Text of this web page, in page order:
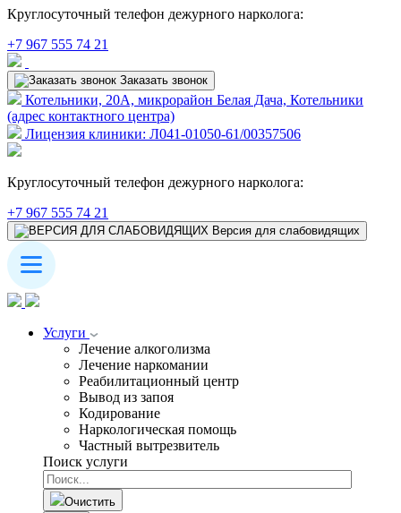
Круглосуточный телефон дежурного нарколога:
+7 967 555 74 21
Заказать звонок
Котельники, 20А, микрорайон Белая Дача, Котельники
(адрес контактного центра)
Лицензия клиники: Л041-01050-61/00357506
Круглосуточный телефон дежурного нарколога:
+7 967 555 74 21
Версия для слабовидящих
Услуги
Лечение алкоголизма
Лечение наркомании
Реабилитационный центр
Вывод из запоя
Кодирование
Наркологическая помощь
Частный вытрезвитель
Поиск услуги
Очистить